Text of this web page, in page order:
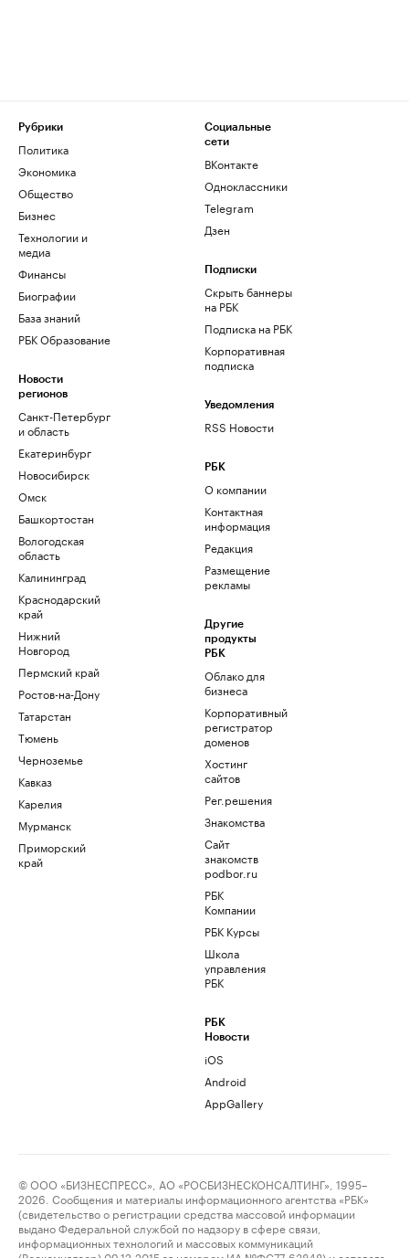
Рубрики
Политика
Экономика
Общество
Бизнес
Технологии и
медиа
Финансы
Биографии
База знаний
РБК Образование
Новости
регионов
Санкт-Петербург
и область
Екатеринбург
Новосибирск
Омск
Башкортостан
Вологодская
область
Калининград
Краснодарский
край
Нижний
Новгород
Пермский край
Ростов-на-Дону
Татарстан
Тюмень
Черноземье
Кавказ
Карелия
Мурманск
Приморский
край
Социальные
сети
ВКонтакте
Одноклассники
Telegram
Дзен
Подписки
Скрыть баннеры
на РБК
Подписка на РБК
Корпоративная
подписка
Уведомления
RSS Новости
РБК
О компании
Контактная
информация
Редакция
Размещение
рекламы
Другие
продукты
РБК
Облако для
бизнеса
Корпоративный
регистратор
доменов
Хостинг
сайтов
Рег.решения
Знакомства
Сайт
знакомств
podbor.ru
РБК
Компании
РБК Курсы
Школа
управления
РБК
РБК
Новости
iOS
Android
AppGallery
© ООО «БИЗНЕСПРЕСС», АО «РОСБИЗНЕСКОНСАЛТИНГ», 1995–
2026. Сообщения и материалы информационного агентства «РБК»
(свидетельство о регистрации средства массовой информации
выдано Федеральной службой по надзору в сфере связи,
информационных технологий и массовых коммуникаций